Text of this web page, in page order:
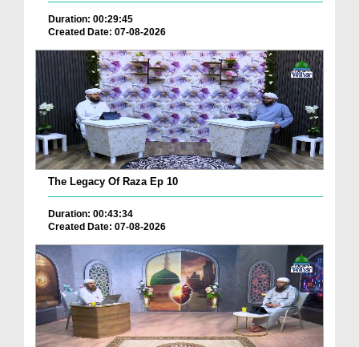
Duration: 00:29:45
Created Date: 07-08-2026
The Legacy Of Raza Ep 10
Duration: 00:43:34
Created Date: 07-08-2026